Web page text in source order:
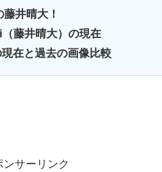
藤井晴大！
藤井晴大）の現在
在と過去の画像比較
ンサーリンク